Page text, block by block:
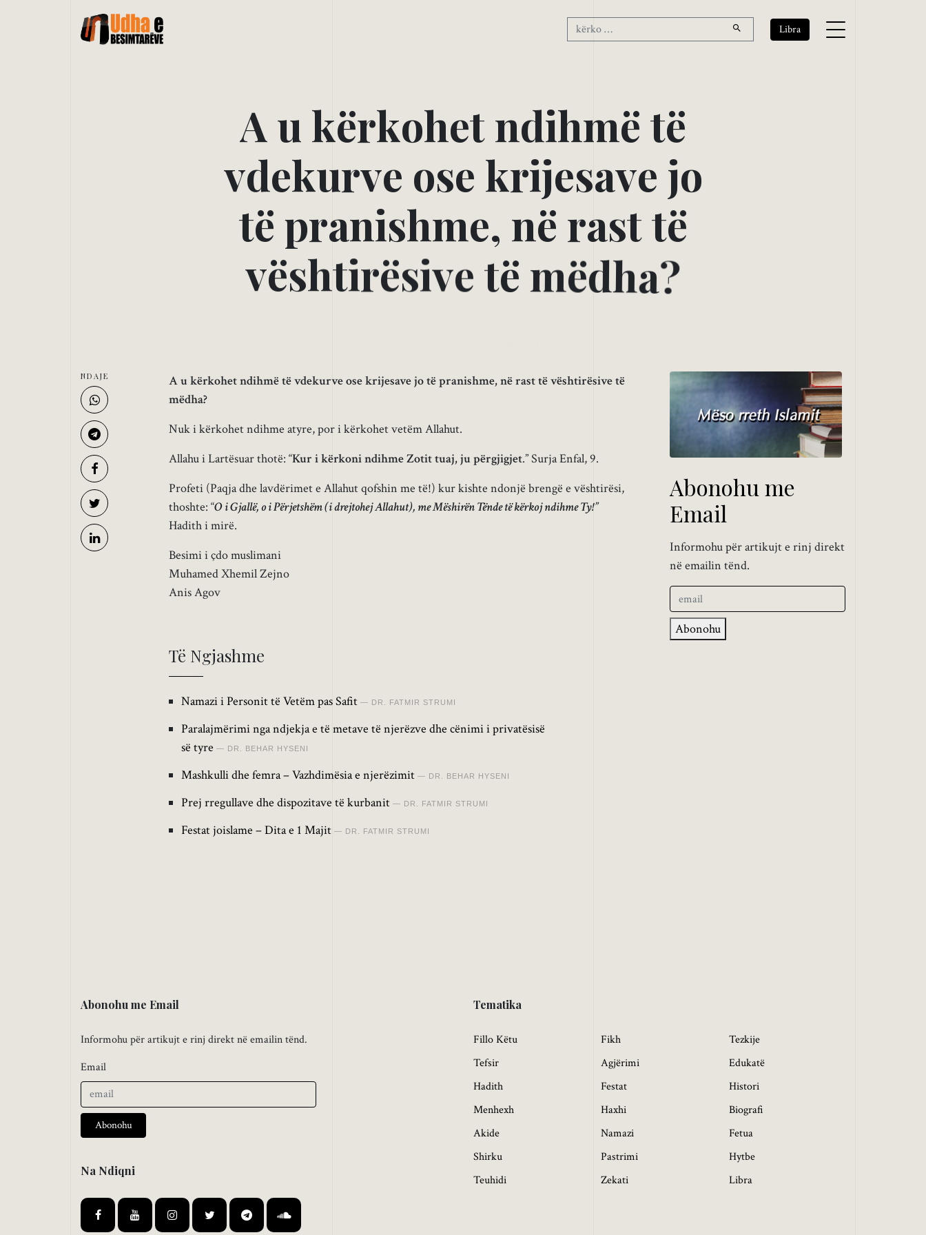
Libra
A u kërkohetndihmë të
vdekurve ose krijesave jo
të pranishme, në rasttë
vështirësivetë mëdha?
A u kërkohet ndihmë të vdekurve ose krijesave jo të pranishme, në rast të vështirësive të
mëdha?
Nuk i kërkohet ndihme atyre, por i kërkohet vetëm Allahut.
Allahu i Lartësuar thotë: “Kur i kërkoni ndihme Zotit tuaj, ju përgjigjet.” Surja Enfal, 9.
Profeti (Paqja dhe lavdërimet e Allahut qofshin me të!) kur kishte ndonjë brengë e vështirësi,
thoshte: “O i Gjallë, o i Përjetshëm (i drejtohej Allahut), me Mëshirën Tënde të kërkoj ndihme Ty!”
Hadith i mirë.
Besimi i çdo muslimani
Muhamed Xhemil Zejno
Anis Agov
Të Ngjashme
Namazi i Personit të Vetëm pas Safit DR. FATMIR STRUMI
Paralajmërimi nga ndjekja e të metave të njerëzve dhe cënimi i privatësisë
së tyre
DR. BEHAR HYSENI
Mashkulli dhe femra – Vazhdimësia e njerëzimit DR. BEHAR HYSENI
Prej rregullave dhe dispozitave të kurbanit DR. FATMIR STRUMI
Festat joislame – Dita e 1 Majit DR. FATMIR STRUMI
NDAJE
Abonohu me
Email
Informohu për artikujt e rinj direkt
në emailin tënd.
Abonohu
Abonohu me Email
Informohu për artikujt e rinj direkt në emailin tënd.
Email
Abonohu
Na Ndiqni
Tematika
Fillo Këtu
Tefsir
Hadith
Menhexh
Akide
Shirku
Teuhidi
Fikh
Agjërimi
Festat
Haxhi
Namazi
Pastrimi
Zekati
Tezkije
Edukatë
Histori
Biografi
Fetua
Hytbe
Libra